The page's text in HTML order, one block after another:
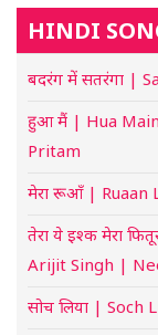
HINDI
बदरंग में सतरंगा |
हुआ मैं | Hua
Pritam
मेरा रूआँ | Ruaan
तेरा ये इश्क मेरा
Arijit Singh |
सोच लिया | Soch